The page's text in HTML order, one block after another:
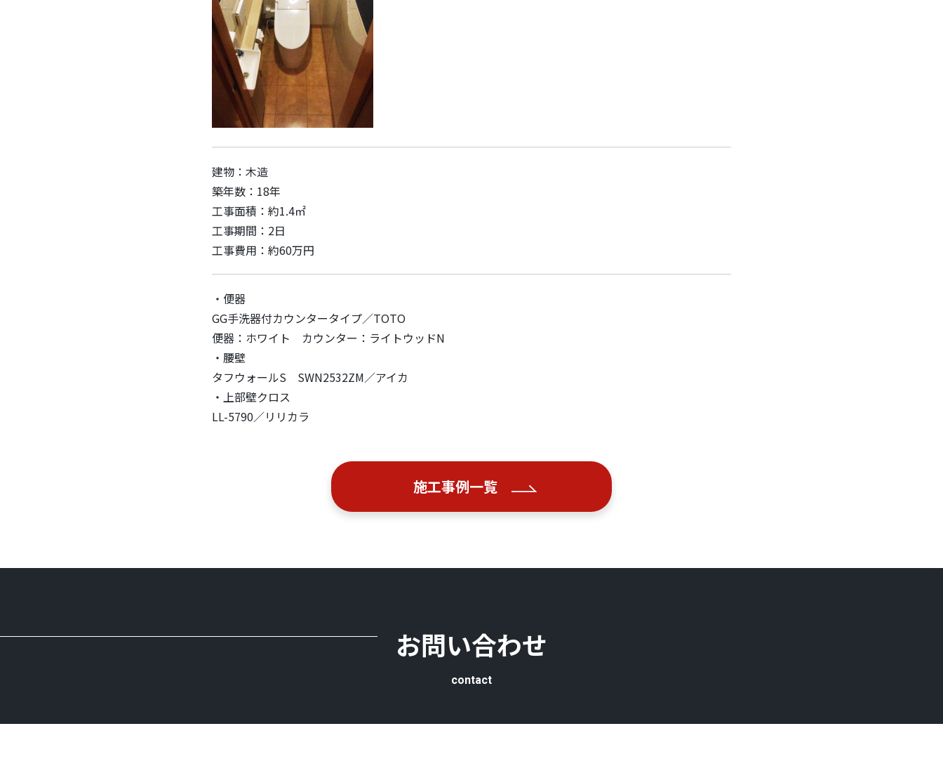
建物：木造
築年数：18年
工事面積：約1.4㎡
工事期間：2日
工事費用：約60万円
・便器
GG手洗器付カウンタータイプ／TOTO
便器：ホワイト カウンター：ライトウッドN
・腰壁
タフウォールS SWN2532ZM／アイカ
・上部壁クロス
LL-5790／リリカラ
施工事例一覧
お問い合わせ
contact